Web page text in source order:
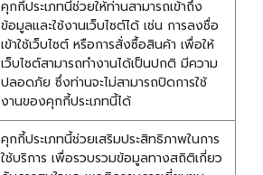
คุกกี้ประเภทนี้ช่วยให้ท่านสามารถเข้าถึง
ข้อมูลและใช้งานเว็บไซต์ได้ เช่น การลงชื่อ
เข้าใช้เว็บไซต์ หรือการสั่งซื้อสินค้า เพื่อให้
เว็บไซต์สามารถทำงานได้เป็นปกติ มีความ
ปลอดภัย ซึ่งท่านจะไม่สามารถปิดการใช้
งานของคุกกี้ประเภทนี้ได้
คุกกี้ประเภทนี้ช่วยเสริมประสิทธิภาพในการ
ใช้บริการ เพื่อรวบรวมข้อมูลทางสถิติเกี่ยว